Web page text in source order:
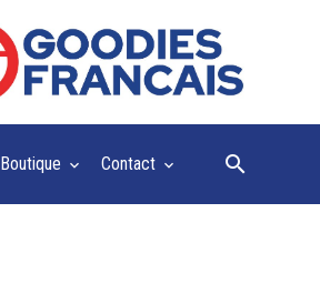
Boutique Contact